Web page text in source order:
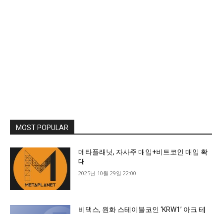
MOST POPULAR
메타플래닛, 자사주 매입+비트코인 매입 확
대
2025년 10월 29일 22:00
비댁스, 원화 스테이블코인 ‘KRW1’ 아크 테